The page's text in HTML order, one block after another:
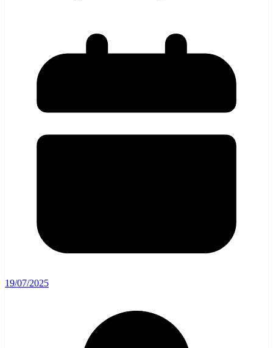
19/07/2025